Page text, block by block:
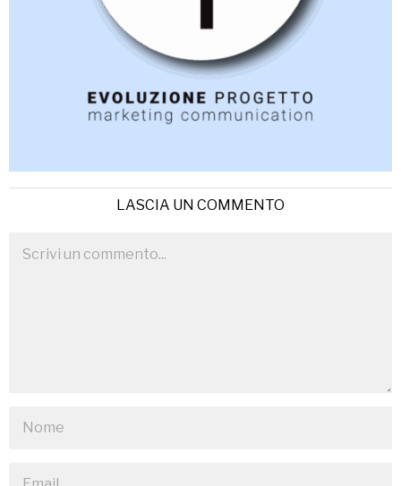
LASCIA UN COMMENTO